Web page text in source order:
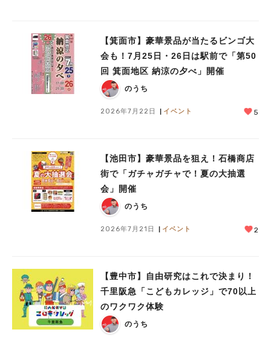
【箕面市】豪華景品が当たるビンゴ大
会も！7月25日・26日は駅前で「第50
回 箕面地区 納涼の夕べ」開催
のうち
2026年7月22日 イベント 5
【池田市】豪華景品を狙え！石橋商店
街で「ガチャガチャで！夏の大抽選
会」開催
のうち
2026年7月21日 イベント 2
【豊中市】自由研究はこれで決まり！
千里阪急「こどもカレッジ」で70以上
のワクワク体験
のうち